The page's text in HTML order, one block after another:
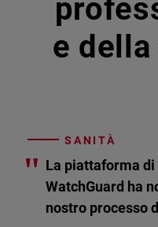
e
SANITÀ
" La piattaforma
WatchGuard ha
nostro processo